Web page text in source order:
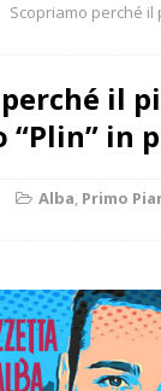
Scopriamo perché
il
in
Alba, Primo